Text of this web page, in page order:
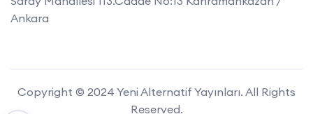
Ankara
Copyright © 2024 Yeni Alternatif Yayınları. All Rights
Reserved.